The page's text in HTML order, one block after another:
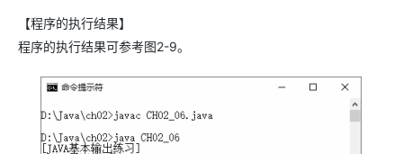
【程序的执行结果】
程序的执行结果可参考图2-9。